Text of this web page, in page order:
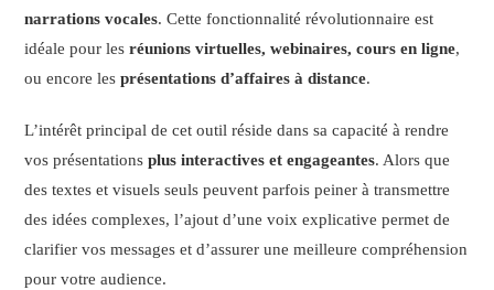
narrations vocales. Cette fonctionnalité révolutionnaire est
idéale pour lesréunions virtuelles, webinaires, cours en ligne,
ou encore lesprésentations d’affaires à distance.
L’intérêt principal de cet outil réside dans sa capacité à rendre
vos présentationsplus interactives et engageantes. Alors que
des textes et visuels seuls peuvent parfois peiner à transmettre
des idées complexes, l’ajout d’une voix explicative permet de
clarifier vos messages et d’assurer une meilleure compréhension
pour votre audience.